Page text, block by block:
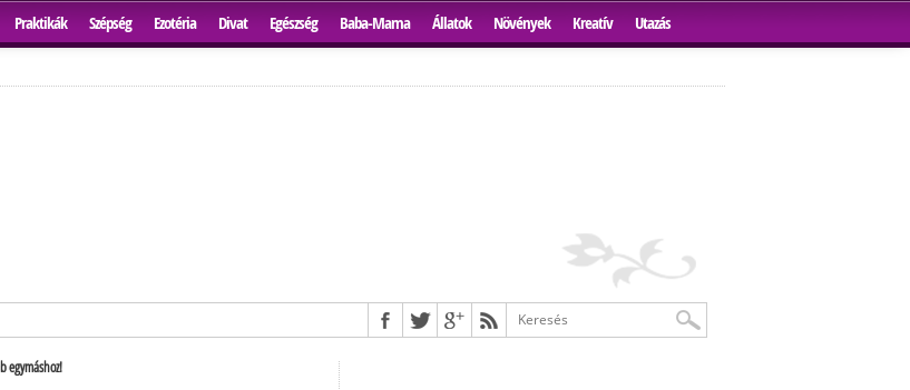
Praktikák Szépség Ezotéria Divat Egészség Baba-Mama Állatok Növények Kreatív Utazás
egymáshoz!